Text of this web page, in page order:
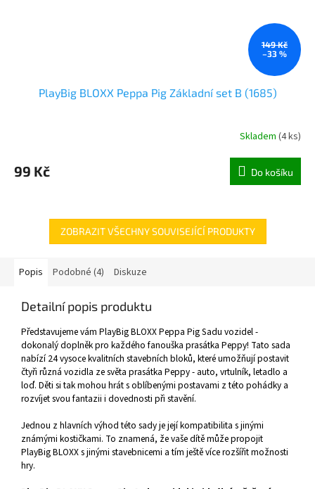
149 Kč
–33 %
PlayBig BLOXX Peppa Pig Základní set B (1685)
Skladem (4 ks)
99 Kč Do košíku
ZOBRAZIT VŠECHNY SOUVISEJÍCÍ PRODUKTY
Popis Podobné (4) Diskuze
Detailní popis produktu
Představujeme vám PlayBig BLOXX Peppa Pig Sadu vozidel -
dokonalý doplněk pro každého fanouška prasátka Peppy! Tato sada
nabízí 24 vysoce kvalitních stavebních bloků, které umožňují postavit
čtyři různá vozidla ze světa prasátka Peppy - auto, vrtulník, letadlo a
loď. Děti si tak mohou hrát s oblíbenými postavami z této pohádky a
rozvíjet svou fantazii i dovednosti při stavění.
Jednou z hlavních výhod této sady je její kompatibilita s jinými
známými kostičkami. To znamená, že vaše dítě může propojit
PlayBig BLOXX s jinými stavebnicemi a tím ještě více rozšířit možnosti
hry.